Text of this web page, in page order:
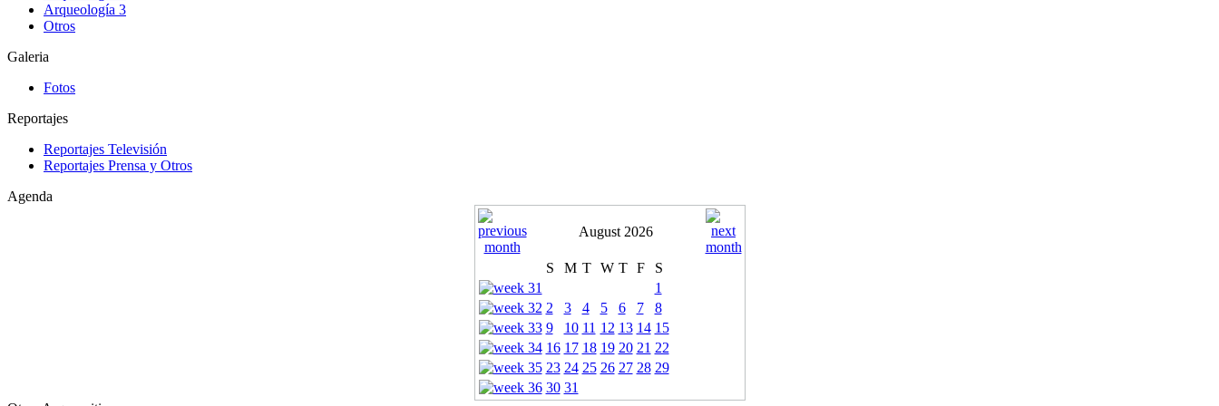
Arqueología 3
Otros
Galeria
Fotos
Reportajes
Reportajes Televisión
Reportajes Prensa y Otros
Agenda
August 2026
S M T W T F
S
1
2
3 4 5 6 7
8
9
10 11 12 13 14 15
16 17 18 19 20 21 22
23 24 25 26 27 28 29
30 31